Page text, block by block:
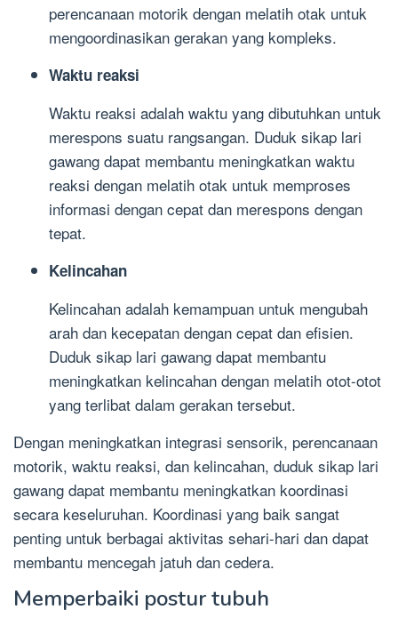
perencanaan motorik dengan melatih otak untuk
mengoordinasikan gerakan yang kompleks.
Waktu reaksi
Waktu reaksi adalah waktu yang dibutuhkan untuk
merespons suatu rangsangan. Duduk sikap lari
gawang dapat membantu meningkatkan waktu
reaksi dengan melatih otak untuk memproses
informasi dengan cepat dan merespons dengan
tepat.
Kelincahan
Kelincahan adalah kemampuan untuk mengubah
arah dan kecepatan dengan cepat dan efisien.
Duduk sikap lari gawang dapat membantu
meningkatkan kelincahan dengan melatih otot-otot
yang terlibat dalam gerakan tersebut.
Dengan meningkatkan integrasi sensorik, perencanaan
motorik, waktu reaksi, dan kelincahan, duduk sikap lari
gawang dapat membantu meningkatkan koordinasi
secara keseluruhan. Koordinasi yang baik sangat
penting untuk berbagai aktivitas sehari-hari dan dapat
membantu mencegah jatuh dan cedera.
Memperbaiki postur tubuh